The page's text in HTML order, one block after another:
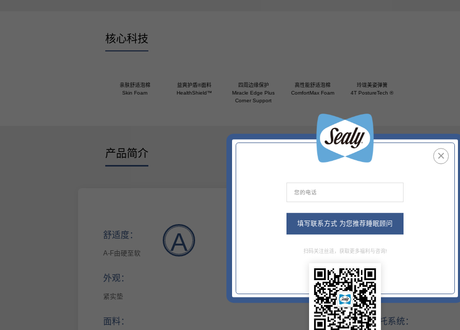
核心科技
亲肤舒适泡棉
Skin Foam
益爽护盾®面料
HealthShield™
四周边缘保护
Miracle Edge Plus
Corner Support
高性能舒适泡棉
ComfortMax Foam
玲珑美姿弹簧
4T PostureTech ®
产品简介
舒适度：
A-F由硬至软 A 舒适内芯：
高性能舒适泡棉
外观：
紧实垫
舒适层：
硬质承托泡棉
面料： 承托系统：
填写联系方式 为您推荐睡眠顾问
扫码关注丝涟，获取更多福利与咨询!